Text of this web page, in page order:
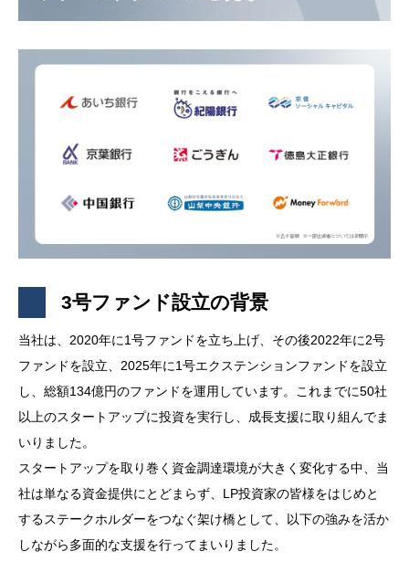
3号ファンド設立の背景
当社は、2020年に1号ファンドを立ち上げ、その後2022年に2号
ファンドを設立、2025年に1号エクステンションファンドを設立
し、総額134億円のファンドを運用しています。これまでに50社
以上のスタートアップに投資を実行し、成長支援に取り組んでま
いりました。
スタートアップを取り巻く資金調達環境が大きく変化する中、当
社は単なる資金提供にとどまらず、LP投資家の皆様をはじめと
するステークホルダーをつなぐ架け橋として、以下の強みを活か
しながら多面的な支援を行ってまいりました。